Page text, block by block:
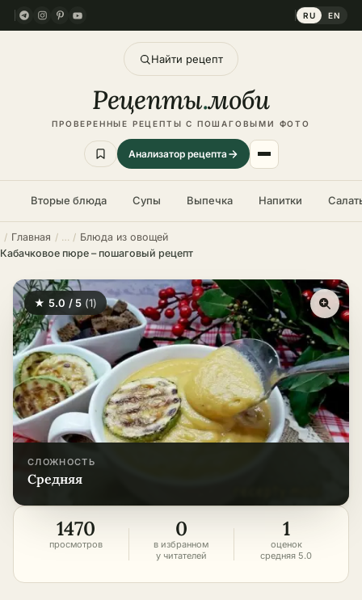
RU EN
Найти рецепт
Рецепты.моби
ПРОВЕРЕННЫЕ РЕЦЕПТЫ С ПОШАГОВЫМИ ФОТО
Анализатор рецепта
Вторые блюда Супы Выпечка Напитки
Главная
Блюда из овощей
Кабачковое пюре – пошаговый рецепт
★ 5.0 / 5 (1)
СЛОЖНОСТЬ
средняя
1470
просмотров
0
в избранном
у читателей
1
оценок
средняя 5.0